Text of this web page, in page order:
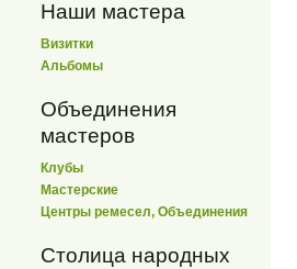
Наши мастера
Визитки
Альбомы
Объединения
мастеров
Клубы
Мастерские
Центры ремесел, Объединения
Столица народных